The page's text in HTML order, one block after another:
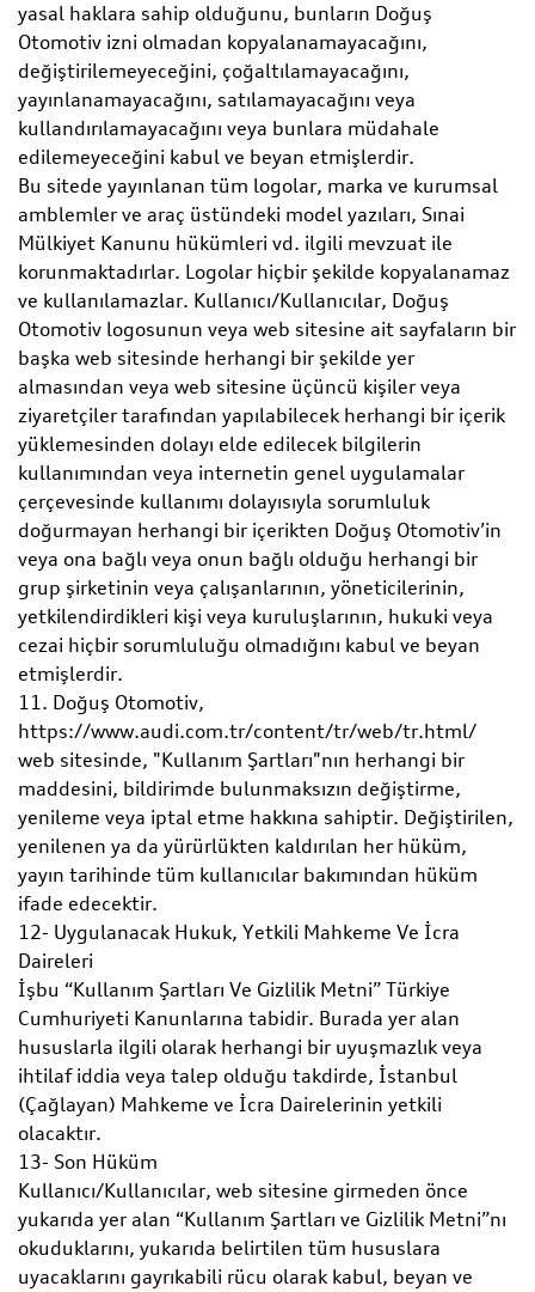
yasal haklara sahip olduğunu, bunların Doğuş
Otomotiv izni olmadan kopyalanamayacağını,
değiştirilemeyeceğini, çoğaltılamayacağını,
yayınlanamayacağını, satılamayacağını veya
kullandırılamayacağını veya bunlara müdahale
edilemeyeceğini kabul ve beyan etmişlerdir.
Bu sitede yayınlanan tüm logolar, marka ve kurumsal
amblemler ve araç üstündeki model yazıları, Sınai
Mülkiyet Kanunu hükümleri vd. ilgili mevzuat ile
korunmaktadırlar. Logolar hiçbir şekilde kopyalanamaz
ve kullanılamazlar. Kullanıcı/Kullanıcılar, Doğuş
Otomotiv logosunun veya web sitesine ait sayfaların bir
başka web sitesinde herhangi bir şekilde yer
almasından veya web sitesine üçüncü kişiler veya
ziyaretçiler tarafından yapılabilecek herhangi bir içerik
yüklemesinden dolayı elde edilecek bilgilerin
kullanımından veya internetin genel uygulamalar
çerçevesinde kullanımı dolayısıyla sorumluluk
doğurmayan herhangi bir içerikten Doğuş Otomotiv’in
veya ona bağlı veya onun bağlı olduğu herhangi bir
grup şirketinin veya çalışanlarının, yöneticilerinin,
yetkilendirdikleri kişi veya kuruluşlarının, hukuki veya
cezai hiçbir sorumluluğu olmadığını kabul ve beyan
etmişlerdir.
11. Doğuş Otomotiv,
https://www.audi.com.tr/content/tr/web/tr.html/
web sitesinde, "Kullanım Şartları"nın herhangi bir
maddesini, bildirimde bulunmaksızın değiştirme,
yenileme veya iptal etme hakkına sahiptir. Değiştirilen,
yenilenen ya da yürürlükten kaldırılan her hüküm,
yayın tarihinde tüm kullanıcılar bakımından hüküm
ifade edecektir.
12- Uygulanacak Hukuk, Yetkili Mahkeme Ve İcra
Daireleri
İşbu “Kullanım Şartları Ve Gizlilik Metni” Türkiye
Cumhuriyeti Kanunlarına tabidir. Burada yer alan
hususlarla ilgili olarak herhangi bir uyuşmazlık veya
ihtilaf iddia veya talep olduğu takdirde, İstanbul
(Çağlayan) Mahkeme ve İcra Dairelerinin yetkili
olacaktır.
13- Son Hüküm
Kullanıcı/Kullanıcılar, web sitesine girmeden önce
yukarıda yer alan “Kullanım Şartları ve Gizlilik Metni”nı
okuduklarını, yukarıda belirtilen tüm hususlara
uyacaklarını gayrıkabili rücu olarak kabul, beyan ve